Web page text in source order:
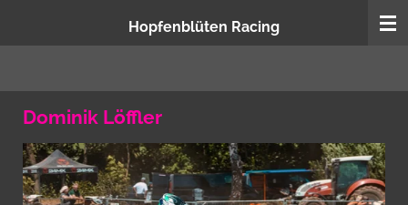
Hopfenblüten Racing
Dominik Löffler